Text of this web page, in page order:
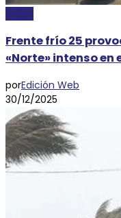
Frente frío 25
«Norte» intenso en
porEdición Web
30/12/2025